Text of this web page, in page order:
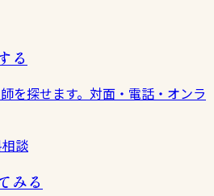
る
を探せます。対面・電話・オンラ
談
みる